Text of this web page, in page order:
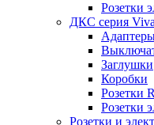
Розетки
ДКС серия Viva
Заглушки
Коробки
Розетки
Розетки
Розетки и